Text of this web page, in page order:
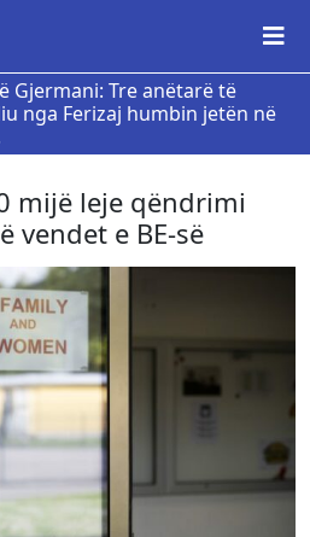
Gjermani: Tre anëtarë të
nga Ferizaj humbin jetën në
mijë leje qëndrimi
vendet e BE-së